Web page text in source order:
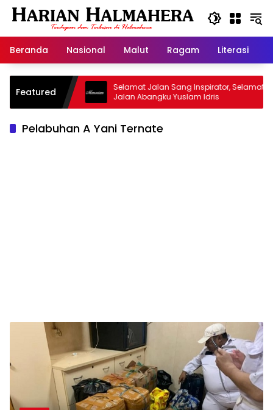
Langsung
Beranda
Nasional Malut Ragam Literasi
Featured
Warisan
Selamat Jalan Sang Inspirator, Selamat
Jalan Abangku Yuslam Idris
Pelabuhan A Yani Ternate